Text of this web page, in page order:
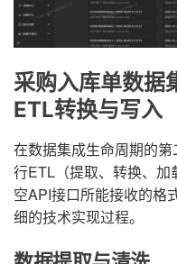
采购入库单数据
ETL转换与写入
在数据集成生命周期的
行ETL（提取、转换、加
空API接口所能接收的格
细的技术实现过程。